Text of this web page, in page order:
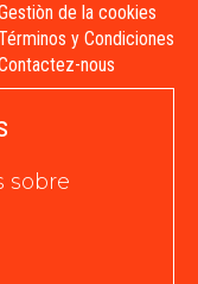
de la cookies
y Condiciones
nous
sobre